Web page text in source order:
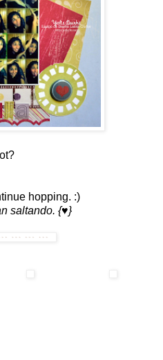
hopping. :)
saltando. {♥}